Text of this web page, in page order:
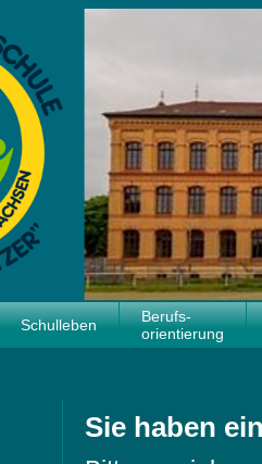
Schulleben
Berufs-
orientierung
Sie haben